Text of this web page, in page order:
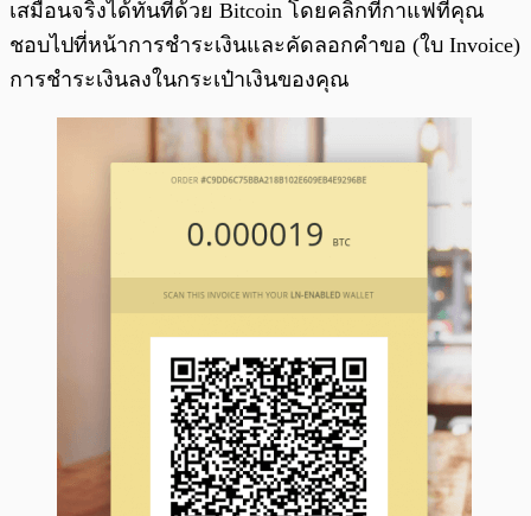
เสมือนจริงได้ทันทีด้วย Bitcoin โดยคลิกที่กาแฟที่คุณ
ชอบไปที่หน้าการชำระเงินและคัดลอกคำขอ (ใบ Invoice)
การชำระเงินลงในกระเป๋าเงินของคุณ